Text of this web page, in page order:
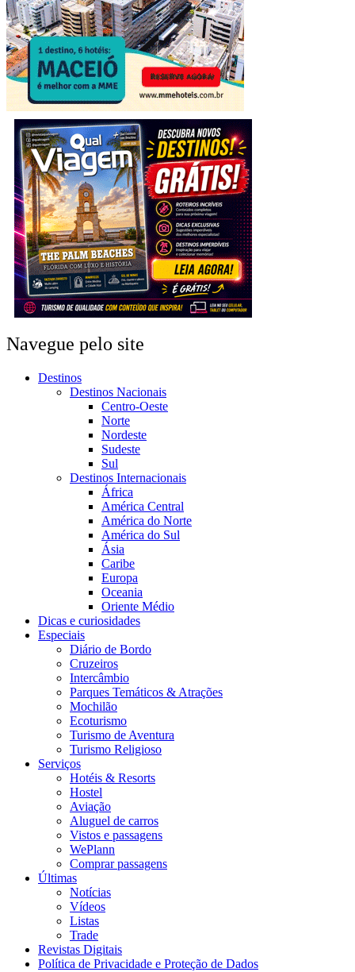
Navegue pelo site
Destinos
Destinos Nacionais
Centro-Oeste
Norte
Nordeste
Sudeste
Sul
Destinos Internacionais
África
América Central
América do Norte
América do Sul
Ásia
Caribe
Europa
Oceania
Oriente Médio
Dicas e curiosidades
Especiais
Diário de Bordo
Cruzeiros
Intercâmbio
Parques Temáticos & Atrações
Mochilão
Ecoturismo
Turismo de Aventura
Turismo Religioso
Serviços
Hotéis & Resorts
Hostel
Aviação
Aluguel de carros
Vistos e passagens
WePlann
Comprar passagens
Últimas
Notícias
Vídeos
Listas
Trade
Revistas Digitais
Política de Privacidade e Proteção de Dados